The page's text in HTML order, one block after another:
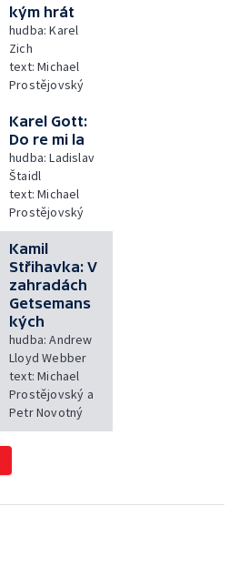
kým hrát
hudba: Karel
Zich
text: Michael
Prostějovský
Karel Gott:
Do re mi la
hudba: Ladislav
Štaidl
text: Michael
Prostějovský
Kamil
Střihavka: V
zahradách
Getsemans
kých
hudba: Andrew
Lloyd Webber
text: Michael
Prostějovský a
Petr Novotný